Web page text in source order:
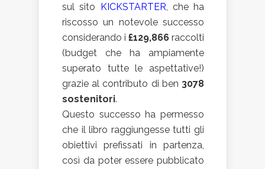
sul sito KICKSTARTER , che ha
riscosso un notevole successo
considerando i £129,866 raccolti
(budget che ha ampiamente
superato tutte le aspettative!)
grazie al contributo di ben 3078
sostenitori.
Questo successo ha permesso
che il libro raggiungesse tutti gli
obiettivi prefissati in partenza,
così da poter essere pubblicato